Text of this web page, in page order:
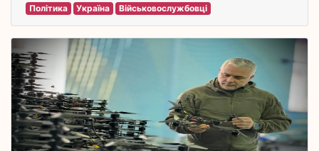
Політика Україна Військовослужбовці